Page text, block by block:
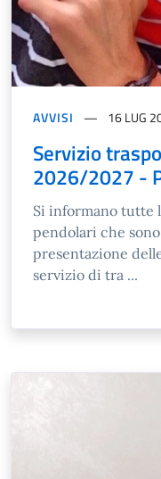
AVVISI 16 LUG
Servizio
2026/2027 -
Si informano tutte
pendolari che
presentazione
servizio di tra ...